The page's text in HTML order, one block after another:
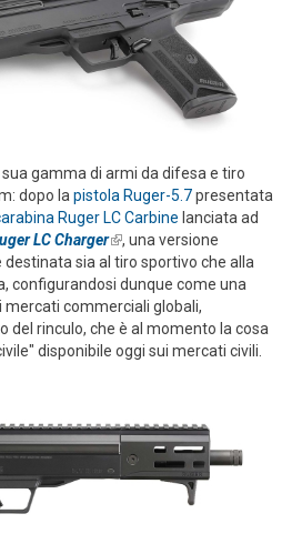
gamma di armi da difesa e tiro
dopo lapistola Ruger-5.7presentata
Ruger LC Carbine lanciata ad
LC Charger(link is external)
, una versione
destinata sia al tiro sportivo che alla
configurandosi dunque come una
commerciali globali,
rinculo, che è al momento la cosa
disponibile oggi sui mercati civili.